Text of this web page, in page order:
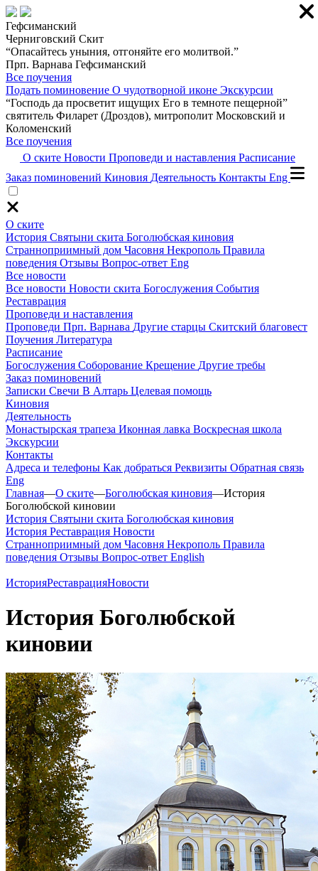
Гефсиманский
Черниговский Скит
“Опасайтесь уныния, отгоняйте его молитвой.”
Прп. Варнава Гефсиманский
Все поучения
Подать поминовение О чудотворной иконе Экскурсии
“Господь да просветит ищущих Его в темноте пещерной”
святитель Филарет (Дроздов), митрополит Московский и
Коломенский
Все поучения
О ските Новости Проповеди и наставления Расписание
Заказ поминовений Киновия Деятельность Контакты Eng
О ските
История Святыни скита Боголюбская киновия
Странноприимный дом Часовня Некрополь Правила
поведения Отзывы Вопрос-ответ Eng
Все новости
Все новости Новости скита Богослужения События
Реставрация
Проповеди и наставления
Проповеди Прп. Варнава Другие старцы Скитский благовест
Поучения Литература
Расписание
Богослужения Соборование Крещение Другие требы
Заказ поминовений
Записки Свечи В Алтарь Целевая помощь
Киновия
Деятельность
Монастырская трапеза Иконная лавка Воскресная школа
Экскурсии
Контакты
Адреса и телефоны Как добраться Реквизиты Обратная связь
Eng
Главная—О ските—Боголюбская киновия—История
Боголюбской киновии
История Святыни скита Боголюбская киновия
История Реставрация Новости
Странноприимный дом Часовня Некрополь Правила
поведения Отзывы Вопрос-ответ English
ИсторияРеставрацияНовости
История Боголюбской
киновии